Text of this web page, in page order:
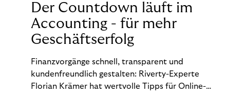
Der Countdown läuft im
Accounting - für mehr
Geschäftserfolg
Finanzvorgänge schnell, transparent und
kundenfreundlich gestalten: Riverty-Experte
Florian Krämer hat wertvolle Tipps für Online-